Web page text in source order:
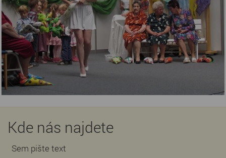
Kde nás najdete
Sem pište text